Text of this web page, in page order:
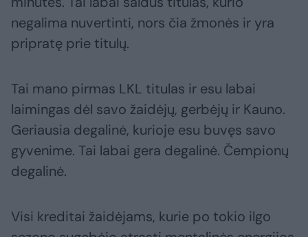
negalima nuvertinti, nors čia žmonės ir yra
pripratę prie titulų.
Tai mano pirmas LKL titulas ir esu labai
laimingas dėl savo žaidėjų, gerbėjų ir Kauno.
Geriausia degalinė, kurioje esu buvęs savo
gyvenime. Tai labai gera degalinė. Čempionų
degalinė.
Visi kreditai žaidėjams, kurie po tokio ilgo